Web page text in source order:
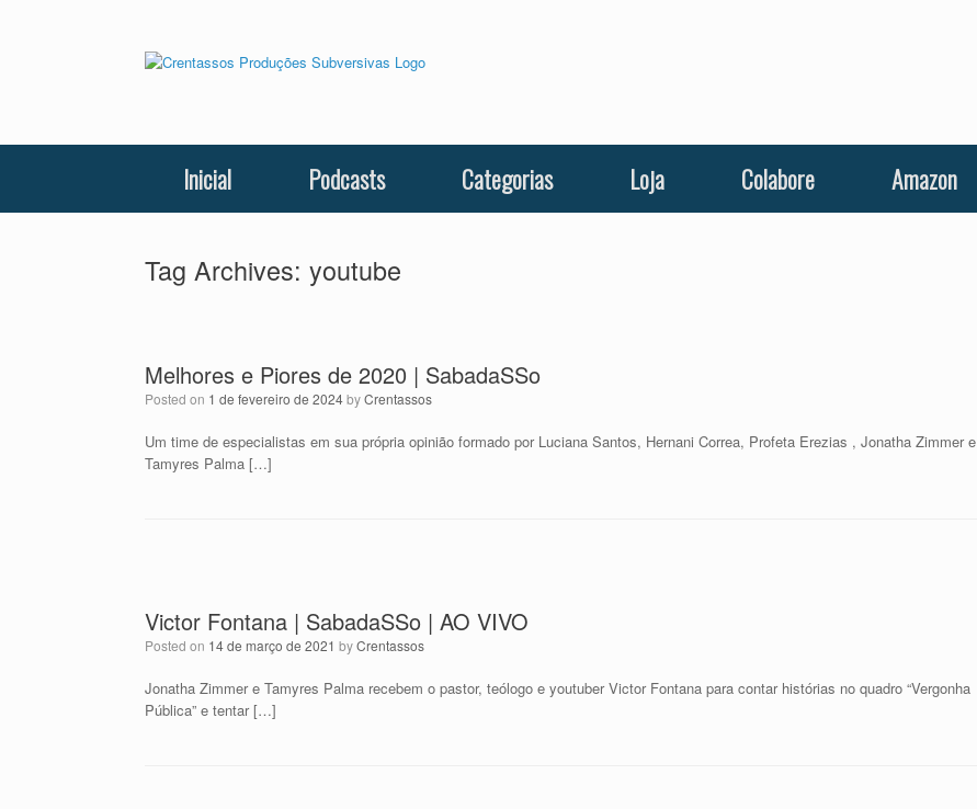
Inicial Podcasts Categorias Loja Colabore Amazon
Tag Archives: youtube
Melhores e Piores de 2020 | SabadaSSo
Posted on 1 de fevereiro de 2024byCrentassos
Um time de especialistas em sua própria opinião formado por Luciana Santos, Hernani Correa, Profeta Erezias , Jonatha Zimmer e
Tamyres Palma […]
Victor Fontana | SabadaSSo | AO VIVO
Posted on 14 de março de 2021 byCrentassos
Jonatha Zimmer e Tamyres Palma recebem o pastor, teólogo e youtuber Victor Fontana para contar histórias no quadro “Vergonha
Pública” e tentar […]